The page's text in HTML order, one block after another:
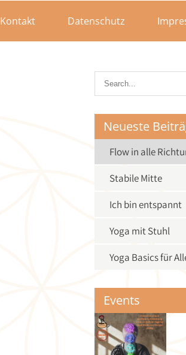
Kontakt Datenschutz
Neueste
Flow in alle
Stabile Mitte
Ich bin entspannt
Yoga mit Stuhl
Yoga Basics für
Events